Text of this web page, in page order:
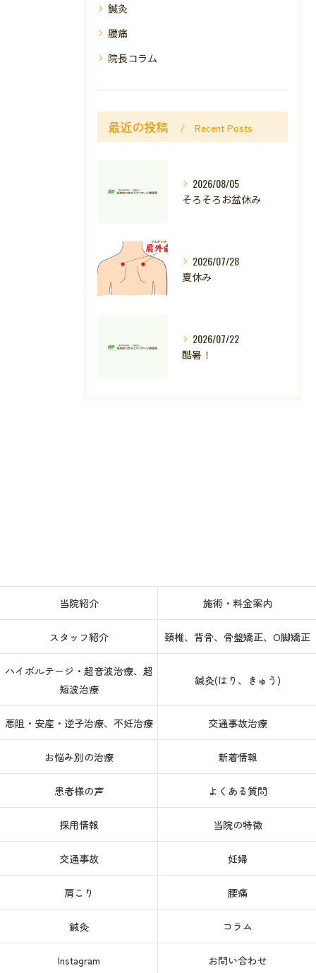
鍼灸
腰痛
院長コラム
最近の投稿 Recent Posts
2026/08/05
そろそろお盆休み
2026/07/28
夏休み
2026/07/22
酷暑！
当院紹介 施術・料金案内
スタッフ紹介 頚椎、背骨、骨盤矯正、O脚矯正
ハイボルテージ・超音波治療、超
短波治療
鍼灸(はり、きゅう)
悪阻・安産・逆子治療、不妊治療 交通事故治療
お悩み別の治療 新着情報
患者様の声 よくある質問
採用情報 当院の特徴
交通事故 妊婦
肩こり 腰痛
鍼灸 コラム
Instagram お問い合わせ